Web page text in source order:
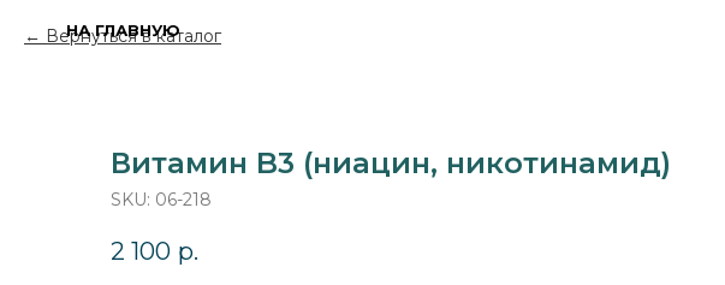
Вернуться в каталог
Витамин B3 (ниацин, никотинамид)
SKU: 06-218
2 100 р.
НА ГЛАВНУЮ